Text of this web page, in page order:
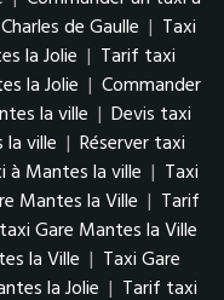
de Gaulle | Taxi
la Jolie | Tarif taxi
la Jolie | Commander
la ville | Devis taxi
ville | Réserver taxi
à Mantes la ville | Taxi
Mantes la Ville | Tarif
Gare Mantes la Ville
la Ville | Taxi Gare
la Jolie | Tarif taxi